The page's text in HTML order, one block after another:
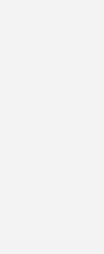
die großen „Purpose-
mit der im Wortsinn
Windkraft, den Ausbau der
in der Stadt – all das
und weiß: Das alles läuft
Tag mit an der Energiewelt
oder Tage gibt, die
noch nicht einen Tag stellen.
Mitarbeitenden, dass wir
kleines bisschen in die richtige
– und wahre – Story wird.
– es ließe sich
sind Elemente einer
mitzuwirken. Das macht im
Schlüssigkeit dieser